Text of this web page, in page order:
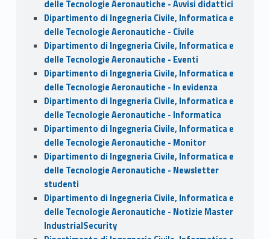
delle Tecnologie Aeronautiche - Avvisi didattici
Dipartimento di Ingegneria Civile, Informatica e
delle Tecnologie Aeronautiche - Civile
Dipartimento di Ingegneria Civile, Informatica e
delle Tecnologie Aeronautiche - Eventi
Dipartimento di Ingegneria Civile, Informatica e
delle Tecnologie Aeronautiche - In evidenza
Dipartimento di Ingegneria Civile, Informatica e
delle Tecnologie Aeronautiche - Informatica
Dipartimento di Ingegneria Civile, Informatica e
delle Tecnologie Aeronautiche - Monitor
Dipartimento di Ingegneria Civile, Informatica e
delle Tecnologie Aeronautiche - Newsletter
studenti
Dipartimento di Ingegneria Civile, Informatica e
delle Tecnologie Aeronautiche - Notizie Master
IndustrialSecurity